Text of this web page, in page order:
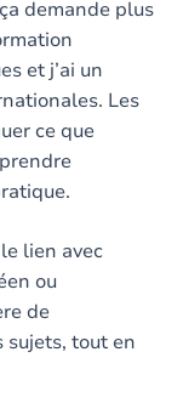
demande plus
et j’ai un
Les
ce que
lien avec
ou
de
sujets, tout en